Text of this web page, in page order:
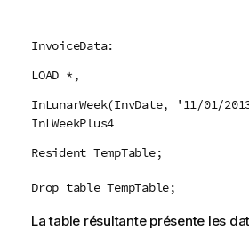
InvoiceData:
LOAD *,
InLunarWeek(InvDate, '11/01/
InLWeekPlus4
Resident TempTable;
Drop table TempTable;
La table résultante présente les